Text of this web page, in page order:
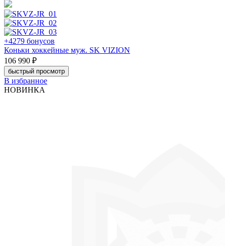
+4279 бонусов
Коньки хоккейные муж. SK VIZION
106 990 ₽
быстрый просмотр
В избранное
НОВИНКА